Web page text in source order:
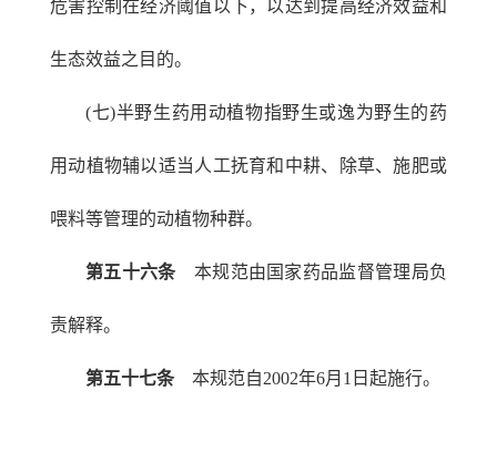
危害控制在经济阈值以下，以达到提高经济效益和
生态效益之目的。
(七)半野生药用动植物指野生或逸为野生的药
用动植物辅以适当人工抚育和中耕、除草、施肥或
喂料等管理的动植物种群。
第五十六条本规范由国家药品监督管理局负
责解释。
第五十七条本规范自2002年6月1日起施行。